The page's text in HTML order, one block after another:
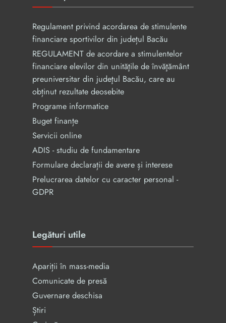
Regulament privind acordarea de stimulente
financiare sportivilor din județul Bacău
REGULAMENT de acordare a stimulentelor
financiare elevilor din unităţile de învăţământ
preuniversitar din judeţul Bacău, care au
obținut rezultate deosebite
Programe informatice
Buget finanțe
Servicii online
ADIS - studiu de fundamentare
Formulare declarații de avere și interese
Prelucrarea datelor cu caracter personal -
GDPR
Legături utile
Apariții în mass-media
Comunicate de presă
Guvernare deschisa
Știri